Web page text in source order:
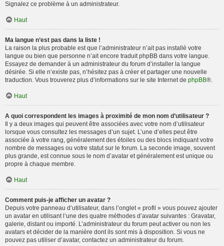
Signalez ce problème à un administrateur.
Haut
Ma langue n’est pas dans la liste !
La raison la plus probable est que l’administrateur n’ait pas installé votre
langue ou bien que personne n’ait encore traduit phpBB dans votre langue.
Essayez de demander à un administrateur du forum d’installer la langue
désirée. Si elle n’existe pas, n’hésitez pas à créer et partager une nouvelle
traduction. Vous trouverez plus d’informations sur le site Internet de phpBB®.
Haut
A quoi correspondent les images à proximité de mon nom d’utilisateur ?
Il y a deux images qui peuvent être associées avec votre nom d’utilisateur
lorsque vous consultez les messages d’un sujet. L’une d’elles peut être
associée à votre rang, généralement des étoiles ou des blocs indiquant votre
nombre de messages ou votre statut sur le forum. La seconde image, souvent
plus grande, est connue sous le nom d’avatar et généralement est unique ou
propre à chaque membre.
Haut
Comment puis-je afficher un avatar ?
Depuis votre panneau d’utilisateur, dans l’onglet « profil » vous pouvez ajouter
un avatar en utilisant l’une des quatre méthodes d’avatar suivantes : Gravatar,
galerie, distant ou importé. L’administrateur du forum peut activer ou non les
avatars et décider de la manière dont ils sont mis à disposition. Si vous ne
pouvez pas utiliser d’avatar, contactez un administrateur du forum.